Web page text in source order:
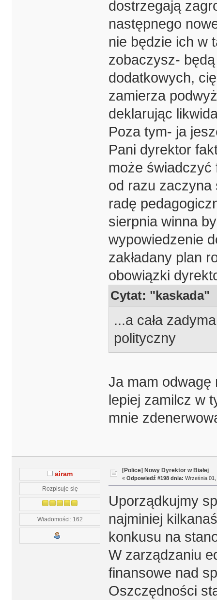
dostrzegają
następnego
nie będzie ich w
zobaczysz-
dodatkowych,
zamierza
deklarując
Poza tym- ja
Pani dyrektor
może świadczyć
od razu zaczyna
radę
sierpnia winna
wypowiedzenie
zakładany plan
obowiązki
Cytat: "kaskada"
...a cała
polityczny
Ja mam odwagę
lepiej zamilcz w
mnie
airam
Rozpisuje się
Wiadomości: 162
[Police] Nowy Dyrektor w Białej
« Odpowiedź #198 dnia: Września
Uporządkujmy
najminiej
konkusu na
W zarządzaniu
finansowe nad
Oszczędności